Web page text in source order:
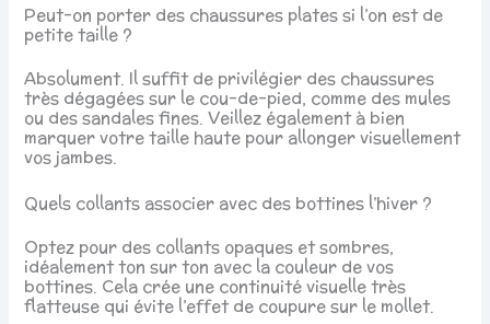
Peut-on porter des chaussures plates si l’on est de
petite taille ?
Absolument. Il suffit de privilégier des chaussures
très dégagées sur le cou-de-pied, comme des mules
ou des sandales fines. Veillez également à bien
marquer votre taille haute pour allonger visuellement
vos jambes.
Quels collants associer avec des bottines l’hiver ?
Optez pour des collants opaques et sombres,
idéalement ton sur ton avec la couleur de vos
bottines. Cela crée une continuité visuelle très
flatteuse qui évite l’effet de coupure sur le mollet.